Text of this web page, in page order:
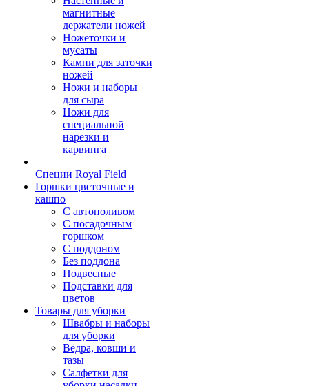
магнитные
держатели ножей
Ножеточки и
мусаты
Камни для заточки
ножей
Ножи и наборы
для сыра
Ножи для
специальной
нарезки и
карвинга
Специи Royal Field
Горшки цветочные и
кашпо
С автополивом
С посадочным
горшком
С поддоном
Без поддона
Подвесные
Подставки для
цветов
Товары для уборки
Швабры и наборы
для уборки
Вёдра, ковши и
тазы
Салфетки для